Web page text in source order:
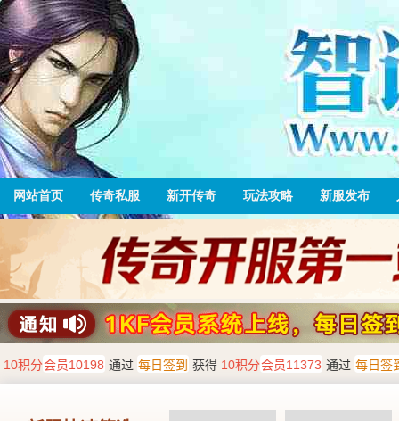
网站首页 传奇私服 新开传奇 玩法攻略 新服发布